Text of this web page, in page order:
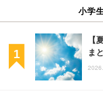
小学
【
ま